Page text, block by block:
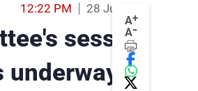
A+
A-
28 Jul 2022
12:22 PM
session
in